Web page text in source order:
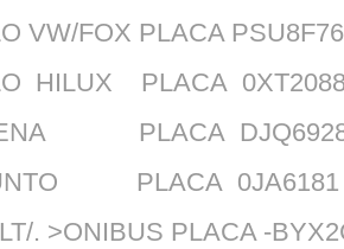
VW/FOX PLACA
HILUX PLACA
PLACA DJQ6928-
PLACA 0JA6181
. >ONIBUS PLACA -